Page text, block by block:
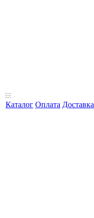
Каталог Оплата Доставка